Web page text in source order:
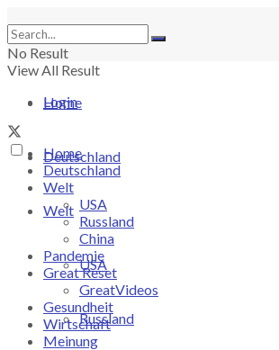
No Result
View All Result
Login
Home
Deutschland
Welt
USA
Russland
Home
Deutschland
Welt
USA
Russland
China
Pandemie
Great Reset
GreatVideos
Gesundheit
Wirtschaft
Meinung